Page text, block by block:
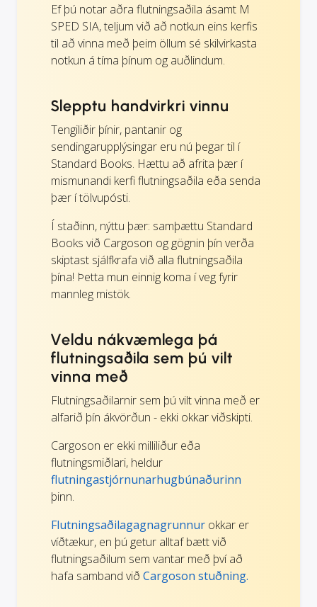
Ef þú notar aðra flutningsaðila ásamt M
SPED SIA, teljum við að notkun eins kerfis
til að vinna með þeim öllum sé skilvirkasta
notkun á tíma þínum og auðlindum.
Slepptu handvirkri vinnu
Tengiliðir þínir, pantanir og
sendingarupplýsingar eru nú þegar til í
Standard Books. Hættu að afrita þær í
mismunandi kerfi flutningsaðila eða senda
þær í tölvupósti.
Í staðinn, nýttu þær: samþættu Standard
Books við Cargoson og gögnin þín verða
skiptast sjálfkrafa við alla flutningsaðila
þína! Þetta mun einnig koma í veg fyrir
mannleg mistök.
Veldu nákvæmlega þá
flutningsaðila sem þú vilt
vinna með
Flutningsaðilarnir sem þú vilt vinna með er
alfarið þín ákvörðun - ekki okkar viðskipti.
Cargoson er ekki milliliður eða
flutningsmiðlari, heldur
flutningastjórnunarhugbúnaðurinn
þinn.
Flutningsaðilagagnagrunnur okkar er
víðtækur, en þú getur alltaf bætt við
flutningsaðilum sem vantar með því að
hafa samband við Cargoson stuðning.